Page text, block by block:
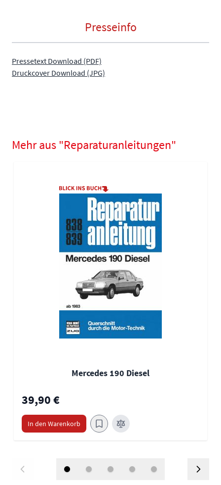
Presseinfo
Pressetext Download (PDF)
Druckcover Download (JPG)
Mehr aus "Reparaturanleitungen"
Mercedes 190 Diesel
39,90 €
In den Warenkorb